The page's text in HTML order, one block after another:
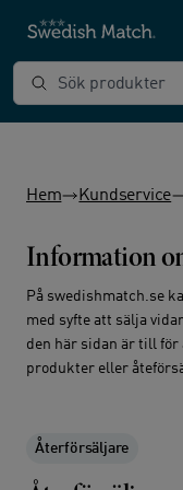
Sök produkter
Hem Kundservice
Information
På swedishmatch.se
med syfte att sälja
den här sidan är till för
produkter eller
Återförsäljare